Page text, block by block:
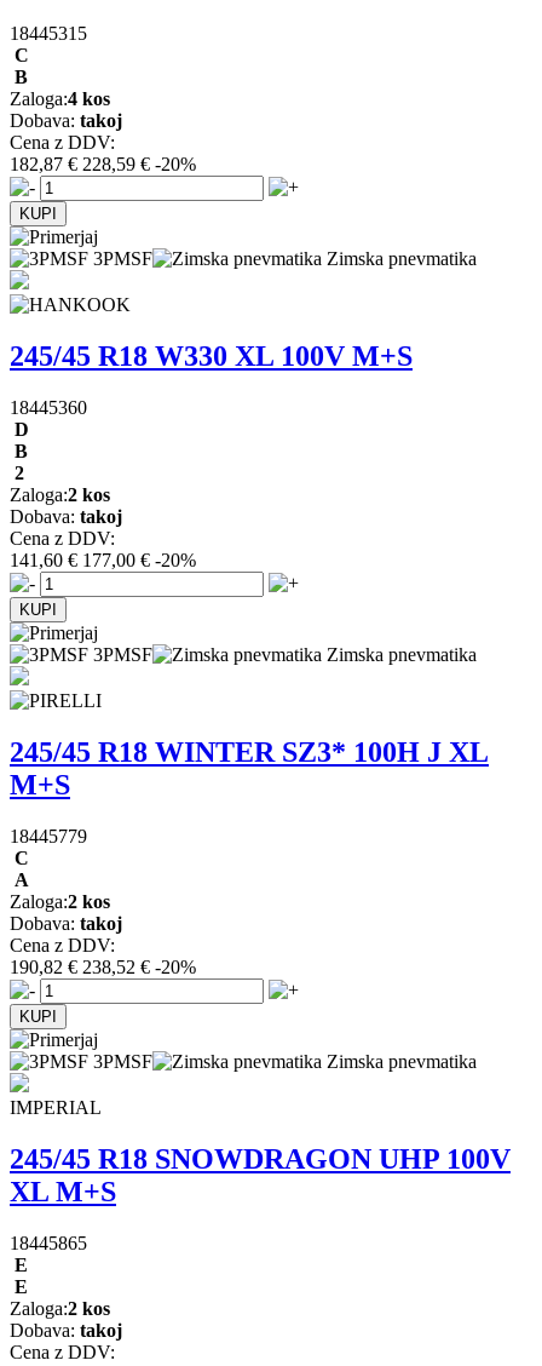
18445315
C
B
Zaloga:4 kos
Dobava: takoj
Cena z DDV:
182,87 € 228,59 € -20%
3PMSF Zimska pnevmatika
245/45 R18 W330 XL 100V M+S
18445360
D
B
2
Zaloga:2 kos
Dobava: takoj
Cena z DDV:
141,60 € 177,00 € -20%
3PMSF Zimska pnevmatika
245/45 R18 WINTER SZ3* 100H J XL
M+S
18445779
C
A
Zaloga:2 kos
Dobava: takoj
Cena z DDV:
190,82 € 238,52 € -20%
3PMSF Zimska pnevmatika
IMPERIAL
245/45 R18 SNOWDRAGON UHP 100V
XL M+S
18445865
E
E
Zaloga:2 kos
Dobava: takoj
Cena z DDV: